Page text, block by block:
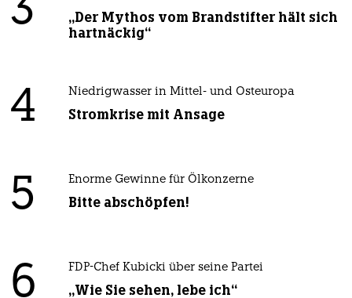
3
„Der Mythos vom Brandstifter hält sich
hartnäckig“
4 Niedrigwasser in Mittel- und Osteuropa
Stromkrise mit Ansage
5 Enorme Gewinne für Ölkonzerne
Bitte abschöpfen!
6 FDP-Chef Kubicki über seine Partei
„Wie Sie sehen, lebe ich“